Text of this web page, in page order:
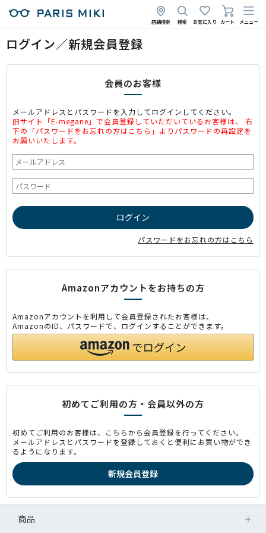
店舗検索 検索 お気に入り カート メニュー
ログイン／新規会員登録
会員のお客様
メールアドレスとパスワードを入力してログインしてください。
旧サイト「E-megane」で会員登録していただいているお客様は、 右
下の「パスワードをお忘れの方はこちら」よりパスワードの再設定を
お願いいたします。
パスワードをお忘れの方はこちら
Amazonアカウントをお持ちの方
Amazonアカウントを利用して会員登録されたお客様は、
AmazonのID、パスワードで、ログインすることができます。
初めてご利用の方・会員以外の方
初めてご利用のお客様は、こちらから会員登録を行ってください。
メールアドレスとパスワードを登録しておくと便利にお買い物ができ
るようになります。
商品